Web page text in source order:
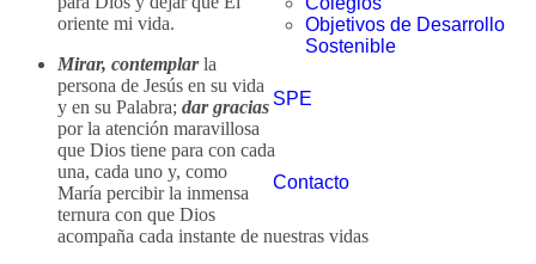
Objetivos de Desarrollo
Sostenible
SPE
Contacto
oriente mi vida.
Mirar, contemplarla
persona de Jesús en su vida
y en su Palabra; dar gracias
por la atención maravillosa
que Dios tiene para con cada
una, cada uno y, como
María percibir la inmensa
ternura con que Dios
acompaña cada instante de nuestras vidas